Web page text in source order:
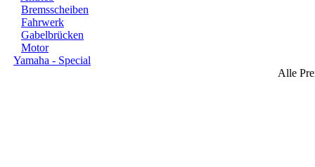
Bremsscheiben
Fahrwerk
Gabelbrücken
Motor
Yamaha - Special
Alle